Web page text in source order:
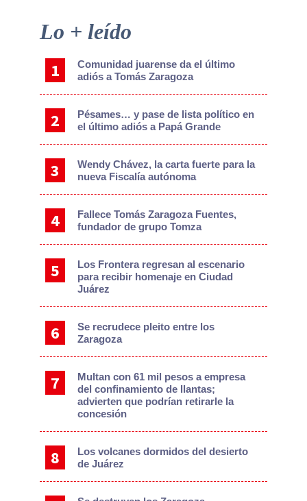
Primary
Lo + leído
Comunidad juarense da el último
adiós a Tomás Zaragoza
Pésames… y pase de lista político en
el último adiós a Papá Grande
Wendy Chávez, la carta fuerte para la
nueva Fiscalía autónoma
Fallece Tomás Zaragoza Fuentes,
fundador de grupo Tomza
Los Frontera regresan al escenario
para recibir homenaje en Ciudad
Juárez
Se recrudece pleito entre los
Zaragoza
Multan con 61 mil pesos a empresa
del confinamiento de llantas;
advierten que podrían retirarle la
concesión
Los volcanes dormidos del desierto
de Juárez